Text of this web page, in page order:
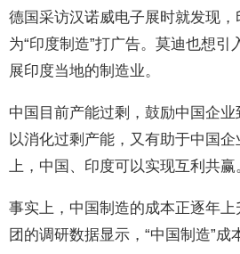
德国采访汉诺威电子展时就发现
为“印度制造”打广告。莫迪也想
展印度当地的制造业。
中国目前产能过剩，鼓励中国企
以消化过剩产能，又有助于中国企
上，中国、印度可以实现互利共赢
事实上，中国制造的成本正逐年
团的调研数据显示，“中国制造”